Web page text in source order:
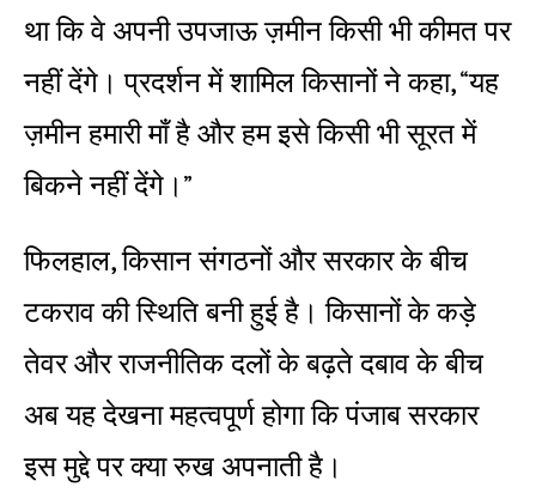
था कि वे अपनी उपजाऊ ज़मीन किसी भी कीमत पर
नहीं देंगे। प्रदर्शन में शामिल किसानों ने कहा, “यह
ज़मीन हमारी माँ है और हम इसे किसी भी सूरत में
बिकने नहीं देंगे।”
फिलहाल, किसान संगठनों और सरकार के बीच
टकराव की स्थिति बनी हुई है। किसानों के कड़े
तेवर और राजनीतिक दलों के बढ़ते दबाव के बीच
अब यह देखना महत्वपूर्ण होगा कि पंजाब सरकार
इस मुद्दे पर क्या रुख अपनाती है।